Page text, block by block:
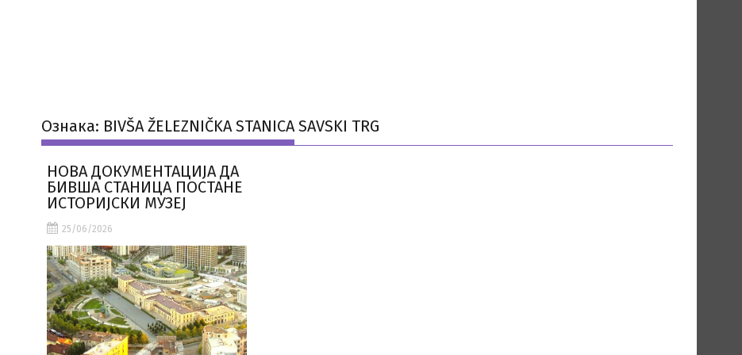
Ознака: BIVŠA ŽELEZNIČKA STANICA SAVSKI TRG
НОВА ДОКУМЕНТАЦИЈА ДА
БИВША СТАНИЦА ПОСТАНЕ
ИСТОРИЈСКИ МУЗЕЈ
25/06/2026